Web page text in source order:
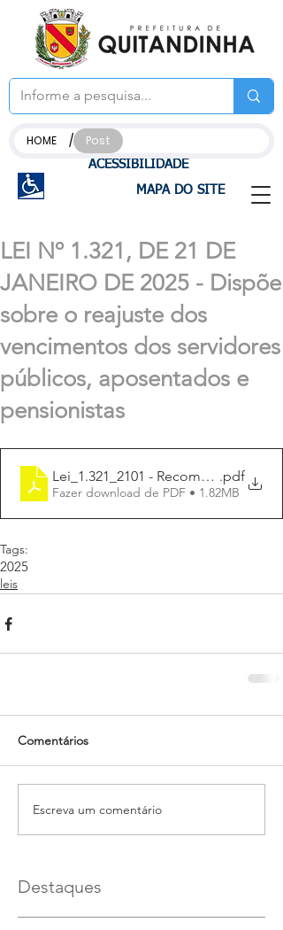
ACESSIBILIDADE
MAPA DO SITE
HOME / Post
LEI Nº 1.321, DE 21 DE
JANEIRO DE 2025 - Dispõe
sobre o reajuste dos
vencimentos dos servidores
públicos, aposentados e
pensionistas
Lei_1.321_2101 - Recomposição e
.pdf
Fazer download de PDF • 1.82MB
Tags:
2025
leis
Comentários
Escreva um comentário
Destaques